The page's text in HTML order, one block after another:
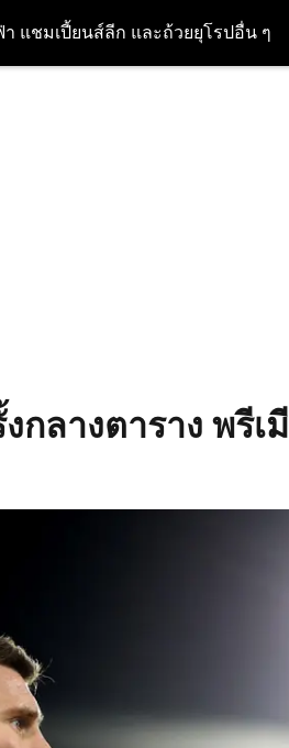
า แชมเปี้ยนส์ลีก และถ้วยยุโรปอื่น ๆ
กลางตาราง พรีเ